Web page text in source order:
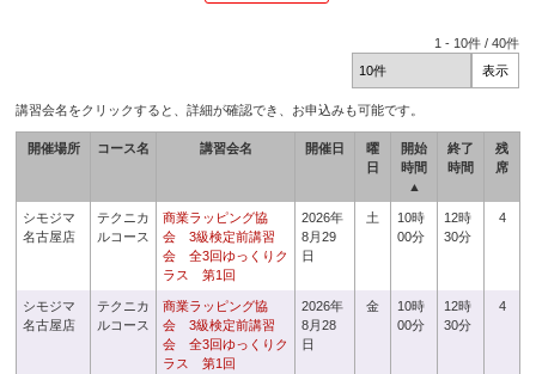
1 - 10件 /40件
講習会名をクリックすると、詳細が確認でき、お申込みも可能です。
開催場所 コース名 講習会名 開催日
曜
日
開始
時間
▲
終了
時間
残
席
シモジマ
名古屋店
テクニカ
ルコース
商業ラッピング協
会 3級検定前講習
会 全3回ゆっくりク
ラス 第1回
2026年
8月29
日
土
10時
00分
12時
30分
4
シモジマ
名古屋店
テクニカ
ルコース
商業ラッピング協
会 3級検定前講習
会 全3回ゆっくりク
ラス 第1回
2026年
8月28
日
金
10時
00分
12時
30分
4